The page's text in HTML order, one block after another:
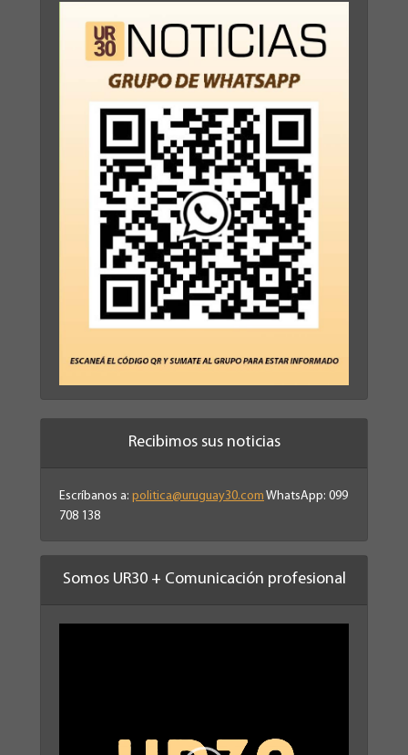
Recibimos sus noticias
Escríbanos a: politica@uruguay30.com WhatsApp: 099
708 138
Somos UR30 + Comunicación profesional